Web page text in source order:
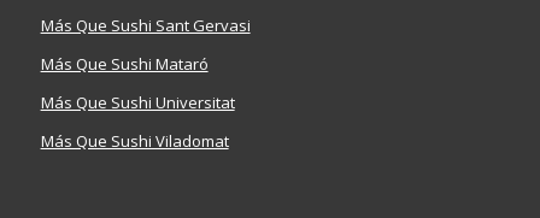
Más Que Sushi Sant Gervasi
Más Que Sushi Mataró
Más Que Sushi Universitat
Más Que Sushi Viladomat